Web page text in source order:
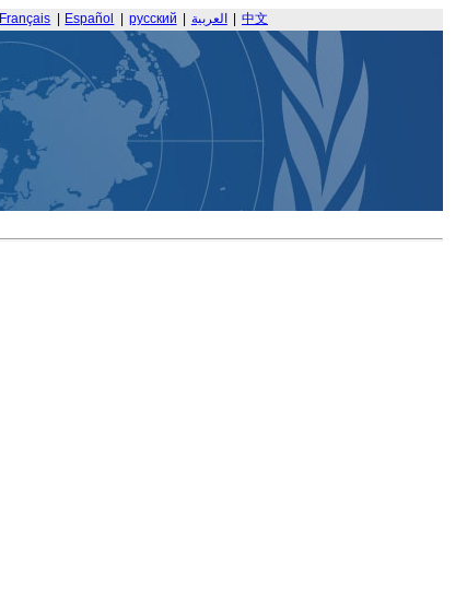
Français Español русский العربية 中文